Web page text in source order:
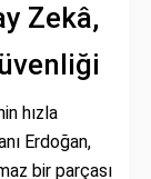
Zekâ,
hızla
Erdoğan,
bir parçası